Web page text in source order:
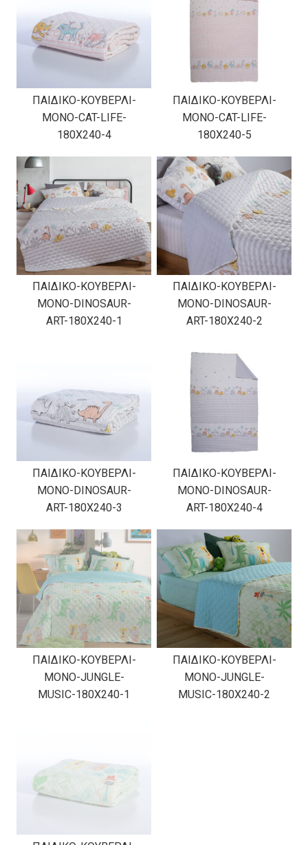
ΠΑΙΔΙΚΟ-ΚΟΥΒΕΡΛΙ-
ΜΟΝΟ-CAT-LIFE-
180X240-4
ΠΑΙΔΙΚΟ-ΚΟΥΒΕΡΛΙ-
ΜΟΝΟ-CAT-LIFE-
180X240-5
ΠΑΙΔΙΚΟ-ΚΟΥΒΕΡΛΙ-
ΜΟΝΟ-DINOSAUR-
ART-180X240-1
ΠΑΙΔΙΚΟ-ΚΟΥΒΕΡΛΙ-
ΜΟΝΟ-DINOSAUR-
ART-180X240-2
ΠΑΙΔΙΚΟ-ΚΟΥΒΕΡΛΙ-
ΜΟΝΟ-DINOSAUR-
ART-180X240-3
ΠΑΙΔΙΚΟ-ΚΟΥΒΕΡΛΙ-
ΜΟΝΟ-DINOSAUR-
ART-180X240-4
ΠΑΙΔΙΚΟ-ΚΟΥΒΕΡΛΙ-
ΜΟΝΟ-JUNGLE-
MUSIC-180X240-1
ΠΑΙΔΙΚΟ-ΚΟΥΒΕΡΛΙ-
ΜΟΝΟ-JUNGLE-
MUSIC-180X240-2